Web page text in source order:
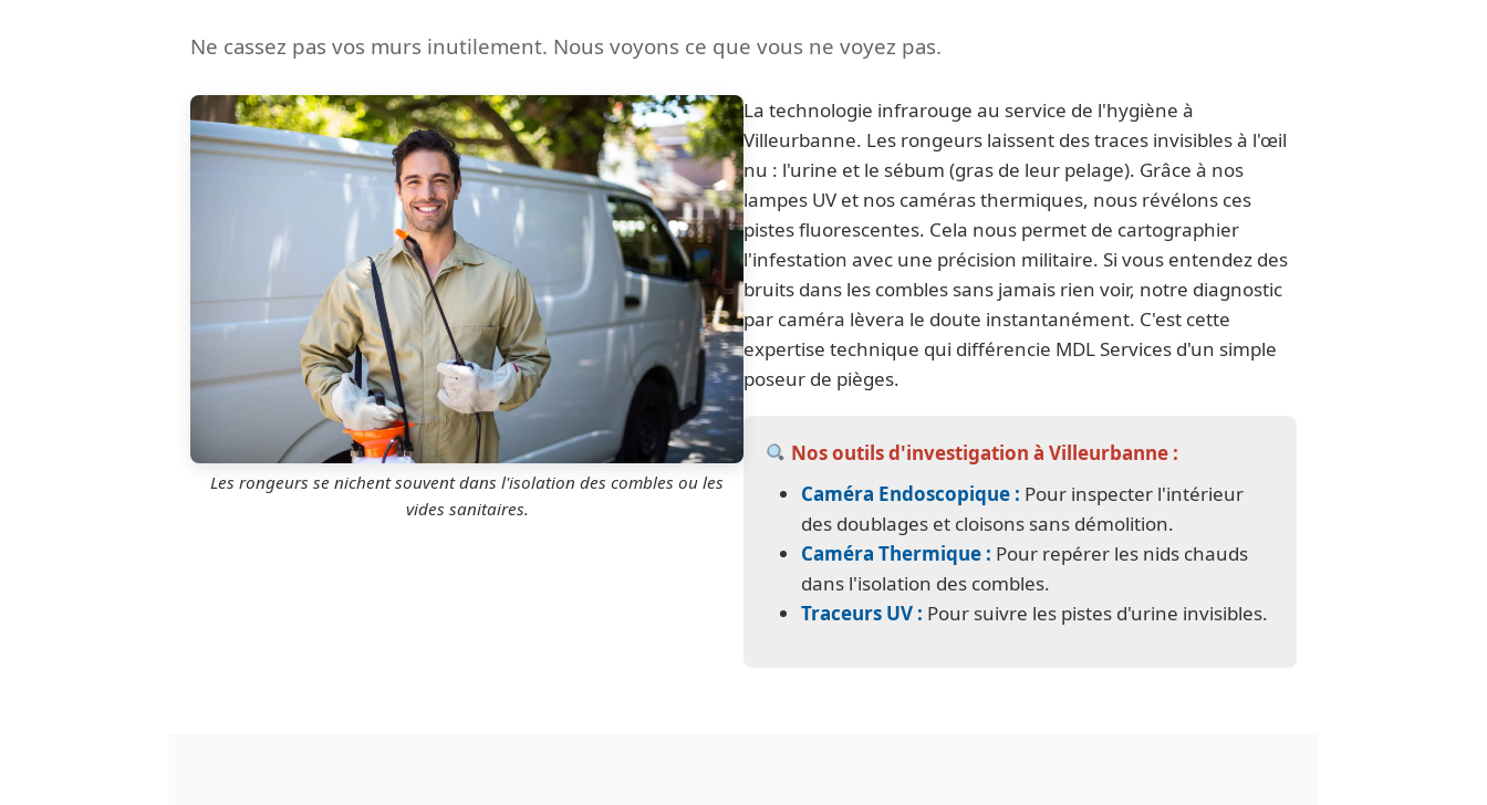
Ne cassez pas vos murs inutilement. Nous voyons ce que vous ne voyez pas.
La technologie infrarouge au service de l'hygiène à
Villeurbanne. Les rongeurs laissent des traces invisibles à l'œil
nu : l'urine et le sébum (gras de leur pelage). Grâce à nos
lampes UV et nos caméras thermiques, nous révélons ces
pistes fluorescentes. Cela nous permet de cartographier
l'infestation avec une précision militaire. Si vous entendez des
bruits dans les combles sans jamais rien voir, notre diagnostic
par caméra lèvera le doute instantanément. C'est cette
expertise technique qui différencie MDL Services d'un simple
poseur de pièges.
Nos outils d'investigation à Villeurbanne :
Caméra Endoscopique : Pour inspecter l'intérieur
des doublages et cloisons sans démolition.
Caméra Thermique : Pour repérer les nids chauds
dans l'isolation des combles.
Traceurs UV : Pour suivre les pistes d'urine invisibles.
Les rongeurs se nichent souvent dans l'isolation des combles ou les
vides sanitaires.